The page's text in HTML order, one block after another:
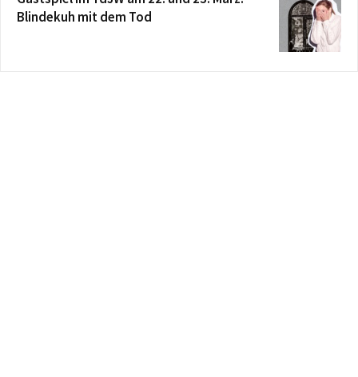
Blindekuh mit dem Tod